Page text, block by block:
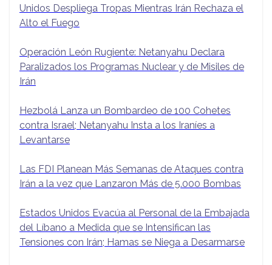
Unidos Despliega Tropas Mientras Irán Rechaza el
Alto el Fuego
Operación León Rugiente: Netanyahu Declara
Paralizados los Programas Nuclear y de Misiles de
Irán
Hezbolá Lanza un Bombardeo de 100 Cohetes
contra Israel; Netanyahu Insta a los Iraníes a
Levantarse
Las FDI Planean Más Semanas de Ataques contra
Irán a la vez que Lanzaron Más de 5.000 Bombas
Estados Unidos Evacúa al Personal de la Embajada
del Líbano a Medida que se Intensifican las
Tensiones con Irán; Hamas se Niega a Desarmarse